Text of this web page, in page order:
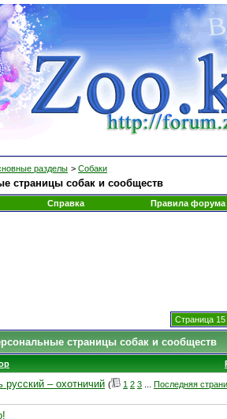
разделы > Собаки
страницы собак и сообществ
Справка Правила форума
Страница 15
страницы собак и сообществ
русский – охотничий ( 1 2 3
Последняя